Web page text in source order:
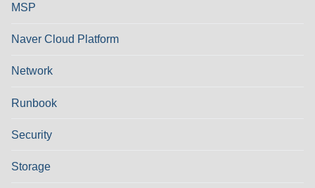
MSP
Naver Cloud Platform
Network
Runbook
Security
Storage